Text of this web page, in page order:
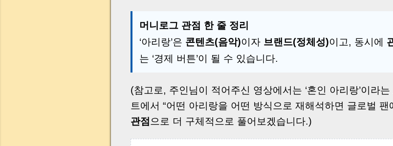
머니로그 관점 한 줄 정리
‘아리랑’은 콘텐츠(음악)이자 브랜드(정체성)이고, 동시에
는 ‘경제 버튼’이 될 수 있습니다.
(참고로, 주인님이 적어주신 영상에서는 ‘혼인 아리랑’이라
트에서 “어떤 아리랑을 어떤 방식으로 재해석하면 글로벌 팬
관점 으로 더 구체적으로 풀어보겠습니다.)